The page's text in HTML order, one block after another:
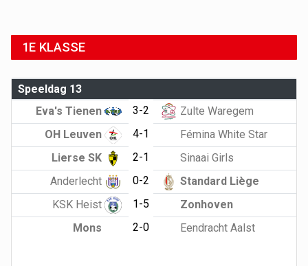
1E KLASSE
Speeldag 13
Eva's Tienen
3-2
Zulte Waregem
OH Leuven
4-1
Fémina White Star
Lierse SK
2-1
Sinaai Girls
Anderlecht
0-2
Standard Liège
KSK Heist
1-5
Zonhoven
Mons
2-0 Eendracht Aalst